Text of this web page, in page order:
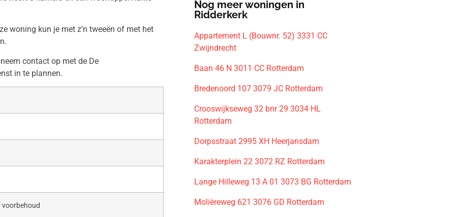
woning kun je met z’n tweeën of met het
contact op met de De
in te plannen.
Nog meer woningen in
Ridderkerk
Appartement L (Bouwnr. 52) 3331 CC
Zwijndrecht
Baan 46 N 3011 CC Rotterdam
Bredenoord 107 3079 JC Rotterdam
Crooswijkseweg 32 bnr 29 3034 HL
Rotterdam
Dorpsstraat 2995 XH Heerjansdam
Karakterplein 22 3072 RZ Rotterdam
Lange Hilleweg 13 A 01 3073 BG Rotterdam
Molièreweg 621 3076 GD Rotterdam